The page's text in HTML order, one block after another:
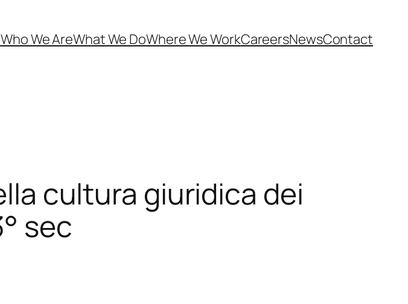
Who We AreWhat We DoWhere We WorkCareersNewsContact
cultura giuridica dei
sec